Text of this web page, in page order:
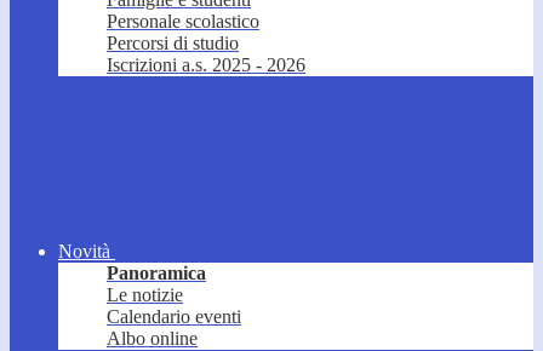
Personale scolastico
Percorsi di studio
Iscrizioni a.s. 2025 - 2026
Novità
Panoramica
Le notizie
Calendario eventi
Albo online